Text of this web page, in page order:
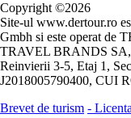
Copyright ©2026
Site-ul www.dertour.ro
Gmbh si este operat de
TRAVEL BRANDS SA,
Reinvierii 3-5, Etaj 1,
J2018005790400, CUI
Brevet de turism -